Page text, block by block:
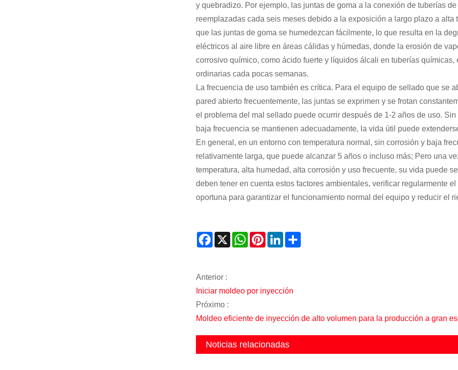
y quebradizo. Por ejemplo, las juntas de goma a la conexión de tuberías
reemplazadas cada seis meses debido a la exposición a largo plazo a
que las juntas de goma se humedezcan fácilmente, lo que resulta en la
eléctricos al aire libre en áreas cálidas y húmedas, donde la erosión de
corrosivo químico, como ácido fuerte y líquidos álcali en tuberías
ordinarias cada pocas semanas.
La frecuencia de uso también es crítica. Para el equipo de sellado que se
pared abierto frecuentemente, las juntas se exprimen y se frotan
el problema del mal sellado puede ocurrir después de 1-2 años de uso.
baja frecuencia se mantienen adecuadamente, la vida útil puede
En general, en un entorno con temperatura normal, sin corrosión y baja
relativamente larga, que puede alcanzar 5 años o incluso más; Pero una
temperatura, alta humedad, alta corrosión y uso frecuente, su vida puede
deben tener en cuenta estos factores ambientales, verificar regularmente
oportuna para garantizar el funcionamiento normal del equipo y reducir el
Facebook
X WhatsAppPinterestLinkedIn
Anterior :
Iniciar moldeo por inyección
Próximo :
Moldeo eficiente de inyección de alto volumen para la producción a gran
Noticias relacionadas